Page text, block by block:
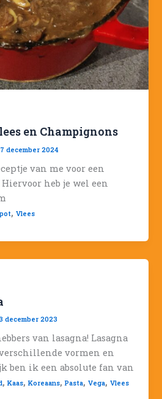
en Champignons
december 2024
van me voor een
heb je wel een
,Vlees
december 2023
van lasagna! Lasagna
vormen en
ben ik een absolute fan van
,Kaas,Koreaans,Pasta,Vega,Vlees